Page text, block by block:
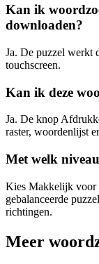
Kan ik
downloaden?
Ja. De puzzel werkt
touchscreen.
Kan ik deze
Ja. De knop
raster, woordenlijst
Met welk
Kies Makkelijk voor
gebalanceerde
richtingen.
Meer